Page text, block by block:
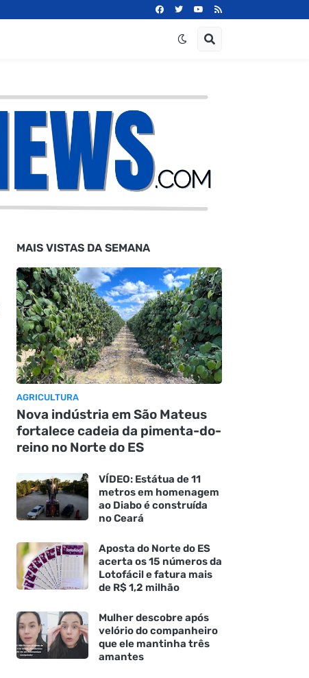
MAIS VISTAS DA SEMANA
AGRICULTURA
Nova indústria em São Mateus
fortalece cadeia da pimenta-do-
reino no Norte do ES
VÍDEO: Estátua de 11
metros em homenagem
ao Diabo é construída
no Ceará
Aposta do Norte do ES
acerta os 15 números da
Lotofácil e fatura mais
de R$ 1,2 milhão
Mulher descobre após
velório do companheiro
que ele mantinha três
amantes